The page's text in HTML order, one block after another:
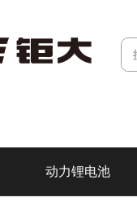
动力锂电池